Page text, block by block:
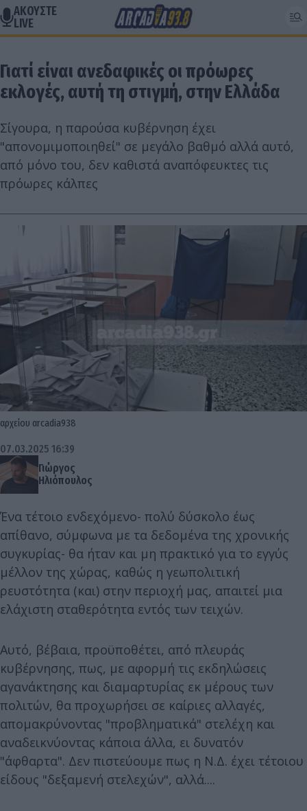
ΑΚΟΥΣΤΕ
LIVE
Γιατί είναι ανεδαφικές οι πρόωρες
εκλογές, αυτή τη στιγμή, στην Ελλάδα
Σίγουρα, η παρούσα κυβέρνηση έχει
"απονομιμοποιηθεί" σε μεγάλο βαθμό αλλά αυτό,
από μόνο του, δεν καθιστά αναπόφευκτες τις
πρόωρες κάλπες
αρχείου αrcadia938
Γιώργος
Ηλιόπουλος
07.03.2025 16:39
Ένα τέτοιο ενδεχόμενο- πολύ δύσκολο έως
απίθανο, σύμφωνα με τα δεδομένα της χρονικής
συγκυρίας- θα ήταν και μη πρακτικό για το εγγύς
μέλλον της χώρας, καθώς η γεωπολιτική
ρευστότητα (και) στην περιοχή μας, απαιτεί μια
ελάχιστη σταθερότητα εντός των τειχών.
Αυτό, βέβαια, προϋποθέτει, από πλευράς
κυβέρνησης, πως, με αφορμή τις εκδηλώσεις
αγανάκτησης και διαμαρτυρίας εκ μέρους των
πολιτών, θα προχωρήσει σε καίριες αλλαγές,
απομακρύνοντας "προβληματικά" στελέχη και
αναδεικνύοντας κάποια άλλα, ει δυνατόν
"άφθαρτα". Δεν πιστεύουμε πως η Ν.Δ. έχει τέτοιου
είδους "δεξαμενή στελεχών", αλλά....